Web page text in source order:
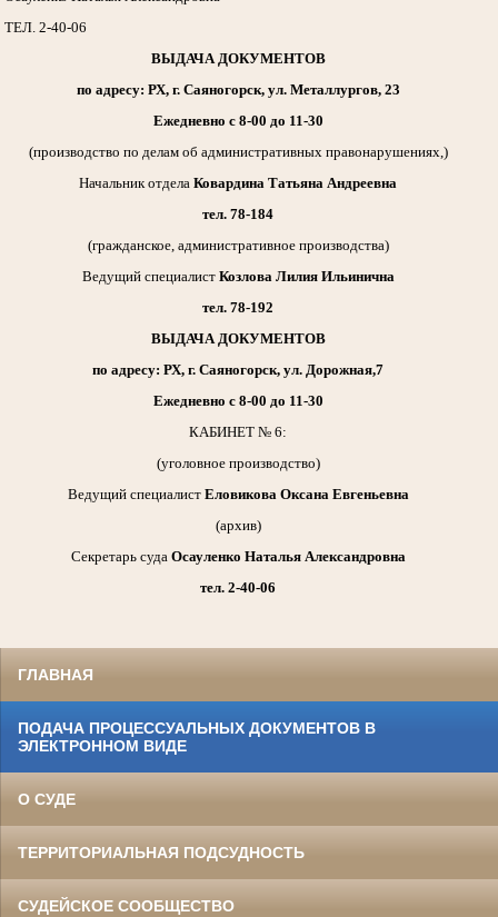
ТЕЛ. 2-40-06
ВЫДАЧА ДОКУМЕНТОВ
по адресу: РХ, г. Саяногорск, ул. Металлургов, 23
Ежедневно с 8-00 до 11-30
(производство по делам об административных правонарушениях,)
Начальник отдела Ковардина Татьяна Андреевна
тел. 78-184
(гражданское, административное производства)
Ведущий специалист Козлова Лилия Ильинична
тел. 78-192
ВЫДАЧА ДОКУМЕНТОВ
по адресу: РХ, г. Саяногорск, ул. Дорожная,7
Ежедневно с 8-00 до 11-30
КАБИНЕТ № 6:
(уголовное производство)
Ведущий специалист Еловикова Оксана Евгеньевна
(архив)
Секретарь суда Осауленко Наталья Александровна
тел. 2-40-06
ГЛАВНАЯ
ПОДАЧА ПРОЦЕССУАЛЬНЫХ ДОКУМЕНТОВ В
ЭЛЕКТРОННОМ ВИДЕ
О СУДЕ
ТЕРРИТОРИАЛЬНАЯ ПОДСУДНОСТЬ
СУДЕЙСКОЕ СООБЩЕСТВО